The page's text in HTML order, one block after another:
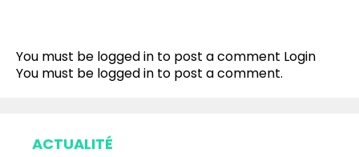
You must be logged in to post a comment Login
You must be logged in to post a comment.
ACTUALITÉ